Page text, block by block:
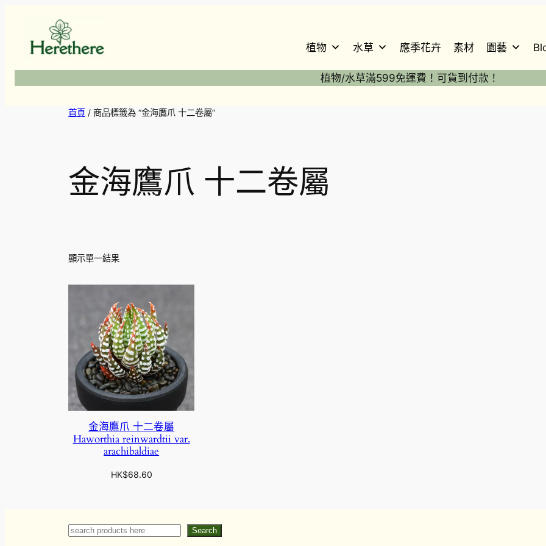
植物 水草 應季花卉 素材 園藝
植物/水草滿599免運費！可貨到付款！
首頁 / 商品標籤為 “金海鷹爪 十二卷屬”
金海鷹爪 十二卷屬
顯示單一結果
金海鷹爪 十二卷屬
Haworthia reinwardtii var.
arachibaldiae
HK$68.60
Search Search